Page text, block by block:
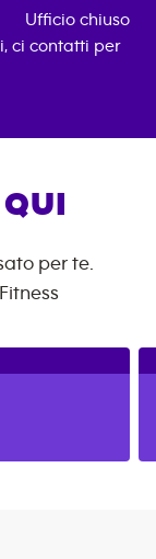
Ufficio chiuso
ci contatti per
per te.